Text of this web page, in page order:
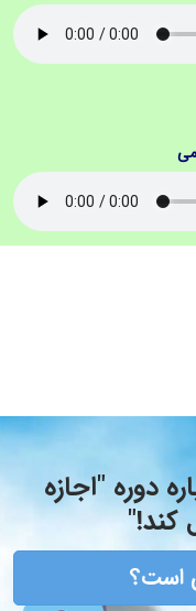
دوره "اجازه
کند!"
است؟